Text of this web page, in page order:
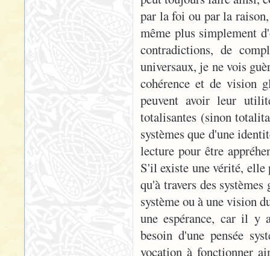
par la foi ou par la
même plus simplement
contradictions, de
universaux, je ne vois
cohérence et de vision
peuvent avoir leur
totalisantes (sinon
systèmes que d'une
lecture pour être
S'il existe une vérité, elle
qu'à travers des
système ou à une vision
une espérance, car il y
besoin d'une pensée
vocation à fonctionner